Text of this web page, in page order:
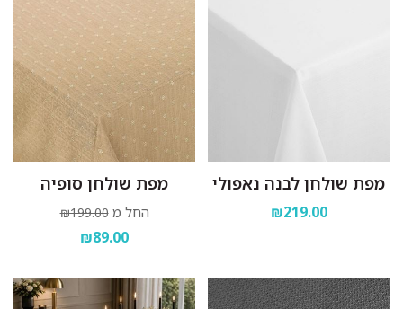
מפת שולחן לבנה נאפולי
₪219.00
מפת שולחן סופיה
החל מ ₪199.00
₪89.00